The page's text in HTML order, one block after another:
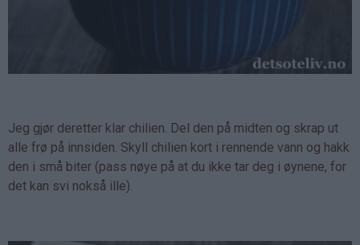
Jeg gjør deretter klar chilien. Del den på midten og skrap ut
alle frø på innsiden. Skyll chilien kort i rennende vann og hakk
den i små biter (pass nøye på at du ikke tar deg i øynene, for
det kan svi nokså ille).